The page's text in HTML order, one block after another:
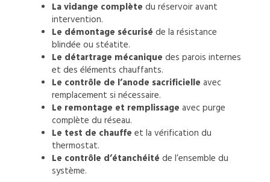
La vidange complète du réservoir avant
intervention.
Le démontage sécurisé de la résistance
blindée ou stéatite.
Le détartrage mécanique des parois internes
et des éléments chauffants.
Le contrôle de l’anode sacrificielle avec
remplacement si nécessaire.
Le remontage et remplissage avec purge
complète du réseau.
Le test de chauffe et la vérification du
thermostat.
Le contrôle d’étanchéité de l’ensemble du
système.